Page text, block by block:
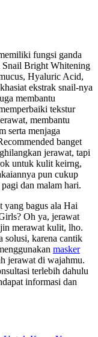
fungsi ganda
Snail Bright Whitening
Hyaluric Acid,
ekstrak snail-nya
membantu
tekstur
membantu
serta menjaga
banget
jerawat, tapi
untuk kulit keirng,
pun cukup
dan malam hari.
yang bagus ala Hai
Oh ya, jerawat
merawat kulit, lho.
solusi, karena cantik
masker
jerawat di wajahmu.
terlebih dahulu
informasi dan